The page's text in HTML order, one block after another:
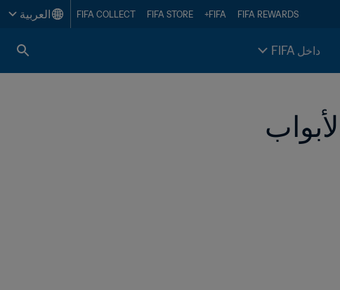
FIFA REWARDS
FIFA+
FIFA STORE
FIFA COLLECT العربية
داخل FIFA